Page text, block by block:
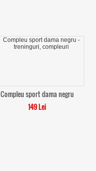
Compleu sport dama negru
149 Lei